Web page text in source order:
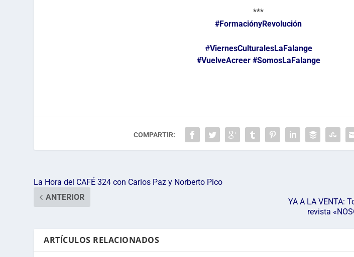
***
#FormaciónyRevolución
#ViernesCulturalesLaFalange
#VuelveAcreer #SomosLaFalange
COMPARTIR:
La Hora del CAFÉ 324 con Carlos Paz y Norberto Pico
ANTERIOR
YA A LA VENTA:
revista
ARTÍCULOS RELACIONADOS